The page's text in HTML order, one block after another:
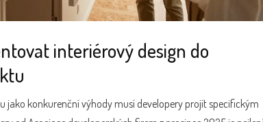
interiérový design do
jako konkurenční výhody musí developery projít specifickým